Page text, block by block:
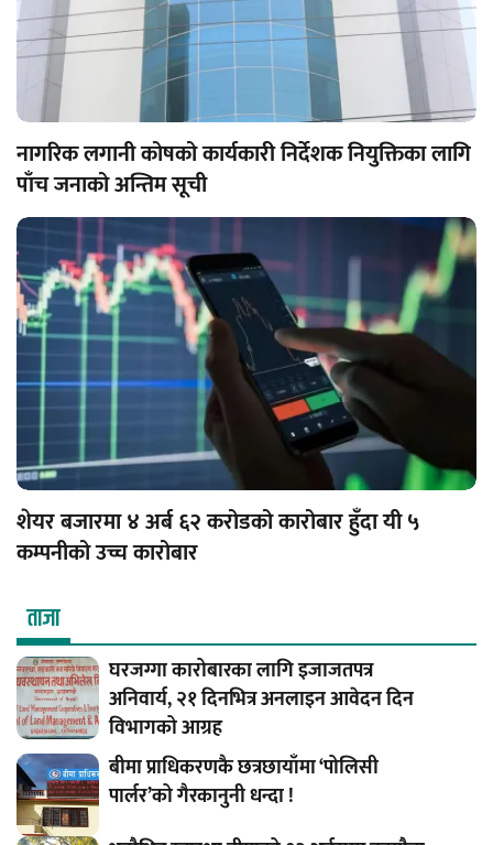
नागरिक लगानी कोषको कार्यकारी निर्देशक नियुक्तिका लागि
पाँच जनाको अन्तिम सूची
शेयर बजारमा ४ अर्ब ६२ करोडको कारोबार हुँदा यी ५
कम्पनीको उच्च कारोबार
ताजा
घरजग्गा कारोबारका लागि इजाजतपत्र
अनिवार्य, २१ दिनभित्र अनलाइन आवेदन दिन
विभागको आग्रह
बीमा प्राधिकरणकै छत्रछायाँमा ‘पोलिसी
पार्लर’को गैरकानुनी धन्दा !